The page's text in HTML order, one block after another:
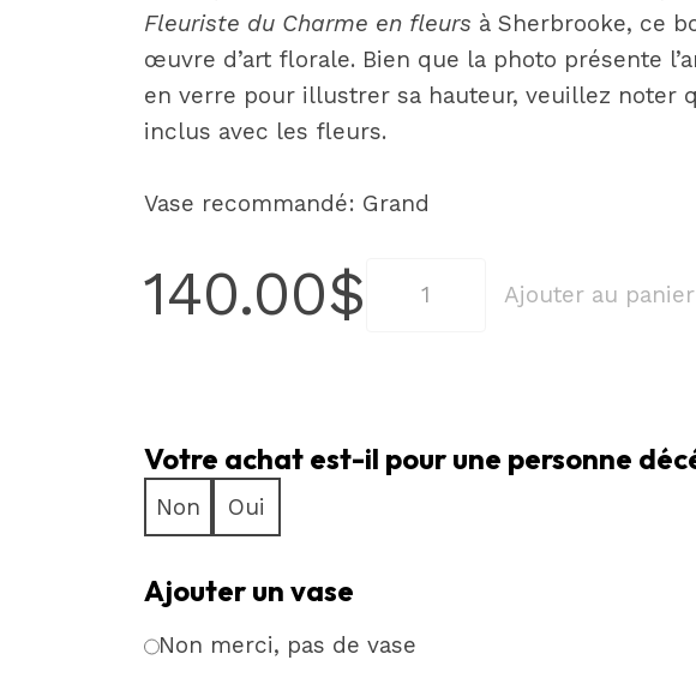
Fleuriste du Charme en fleurs à Sherbrooke, ce
œuvre d’art florale. Bien que la photo présente
en verre pour illustrer sa hauteur, veuillez noter
inclus avec les fleurs.
Vase recommandé: Grand
140.00$
Bouquet
Ajouter au panier
Votre achat est-il pour une personne
Non Oui
Ajouter un vase
Non merci, pas de vase